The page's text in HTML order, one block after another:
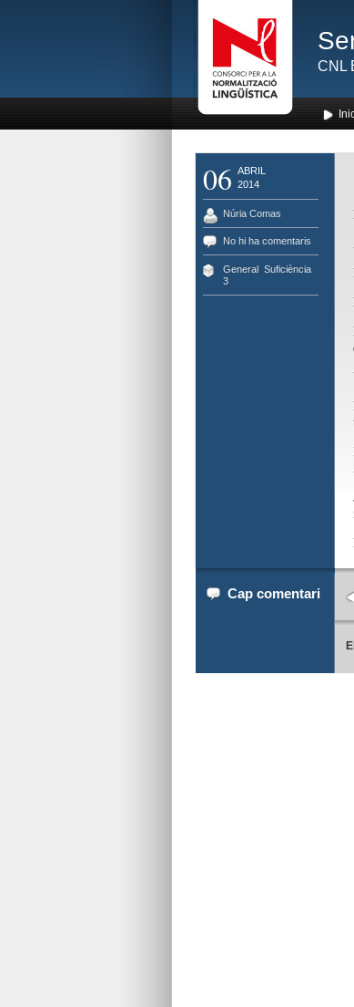
CNL
06 ABRIL
2014
Núria Comas
No hi ha comentaris
General, Suficiència
3
Cap comentari